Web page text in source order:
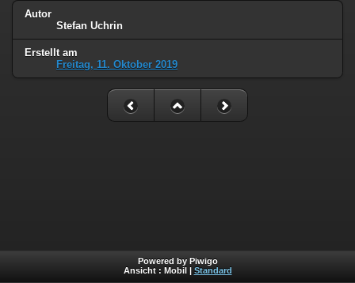
Autor
Stefan Uchrin
Erstellt am
Freitag, 11. Oktober 2019
Powered by Piwigo
Ansicht : Mobil Standard